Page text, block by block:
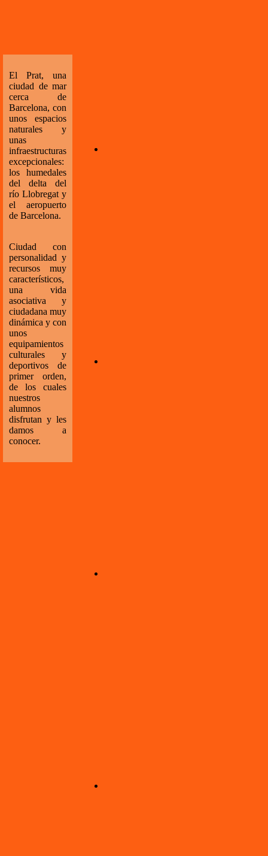
El Prat, una
ciudad de mar
cerca de
Barcelona, con
unos espacios
naturales y
unas
infraestructuras
excepcionales:
los humedales
del delta del
río Llobregat y
el aeropuerto
de Barcelona.
Ciudad con
personalidad y
recursos muy
característicos,
una vida
asociativa y
ciudadana muy
dinámica y con
unos
equipamientos
culturales y
deportivos de
primer orden,
de los cuales
nuestros
alumnos
disfrutan y les
damos a
conocer.